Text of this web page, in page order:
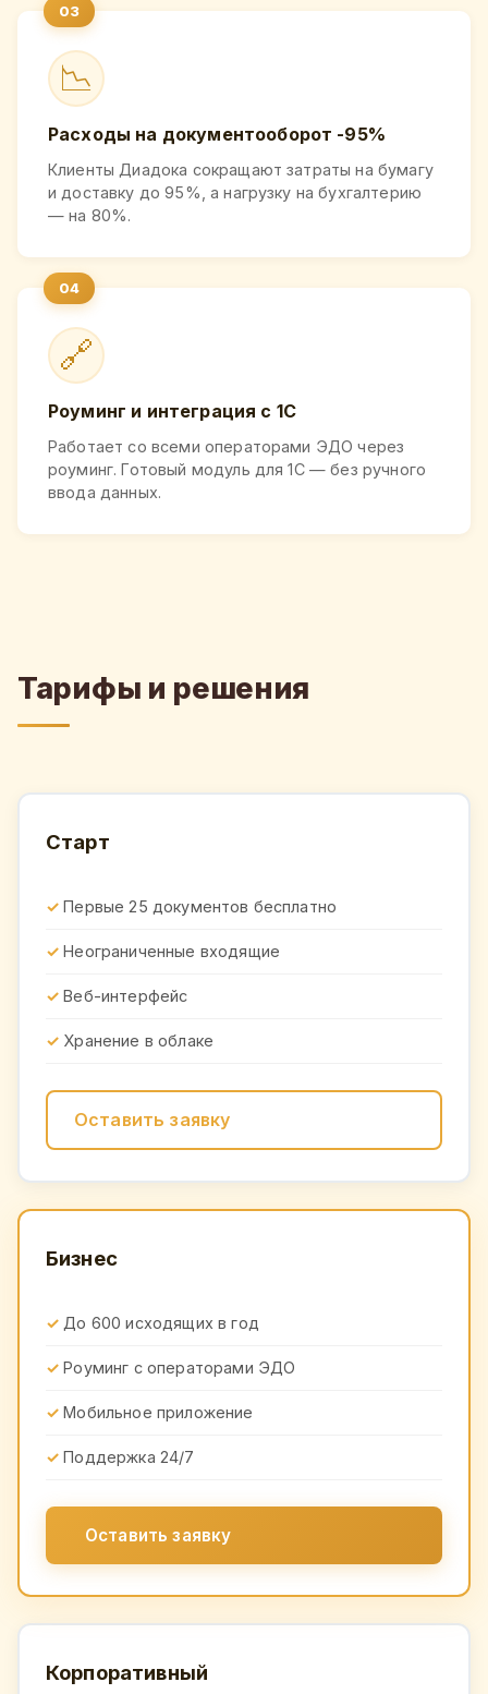
📉
Расходы на документооборот -95%
Клиенты Диадока сокращают затраты на бумагу
и доставку до 95%, а нагрузку на бухгалтерию
— на 80%.
🔗
Роуминг и интеграция с 1С
Работает со всеми операторами ЭДО через
роуминг. Готовый модуль для 1С — без ручного
ввода данных.
Тарифы и решения
Старт
Первые 25 документов бесплатно
Неограниченные входящие
Веб-интерфейс
Хранение в облаке
Оставить заявку
Бизнес
До 600 исходящих в год
Роуминг с операторами ЭДО
Мобильное приложение
Поддержка 24/7
Оставить заявку
Корпоративный